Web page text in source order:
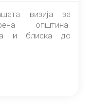
визија за
општина-
и блиска до